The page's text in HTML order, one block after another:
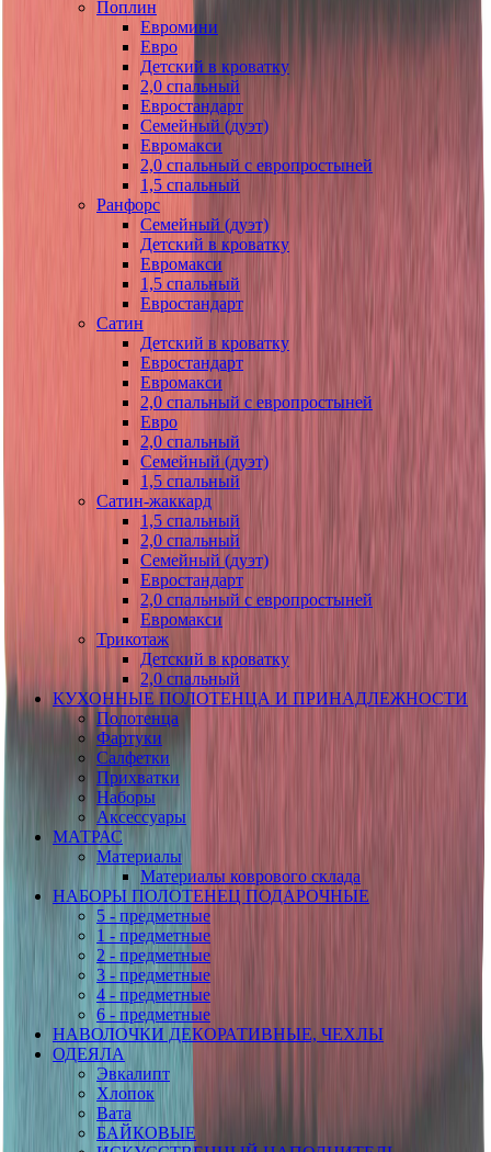
Поплин
Евромини
Евро
Детский в кроватку
2,0 спальный
Евростандарт
Семейный (дуэт)
Евромакси
2,0 спальный с европростыней
1,5 спальный
Ранфорс
Семейный (дуэт)
Детский в кроватку
Евромакси
1,5 спальный
Евростандарт
Сатин
Детский в кроватку
Евростандарт
Евромакси
2,0 спальный с европростыней
Евро
2,0 спальный
Семейный (дуэт)
1,5 спальный
Сатин-жаккард
1,5 спальный
2,0 спальный
Семейный (дуэт)
Евростандарт
2,0 спальный с европростыней
Евромакси
Трикотаж
Детский в кроватку
2,0 спальный
КУХОННЫЕ ПОЛОТЕНЦА И ПРИНАДЛЕЖНОСТИ
Полотенца
Фартуки
Салфетки
Прихватки
Наборы
Аксессуары
МАТРАС
Материалы
Материалы коврового склада
НАБОРЫ ПОЛОТЕНЕЦ ПОДАРОЧНЫЕ
5 - предметные
1 - предметные
2 - предметные
3 - предметные
4 - предметные
6 - предметные
НАВОЛОЧКИ ДЕКОРАТИВНЫЕ, ЧЕХЛЫ
ОДЕЯЛА
Эвкалипт
Хлопок
Вата
БАЙКОВЫЕ